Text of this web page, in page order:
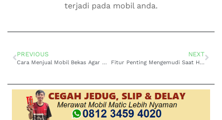
terjadi pada mobil anda.
PREVIOUS
Cara Menjual Mobil Bekas Agar Cepat Laku Online
NEXT
Fitur Penting Mengemudi Saat Hujan Deras